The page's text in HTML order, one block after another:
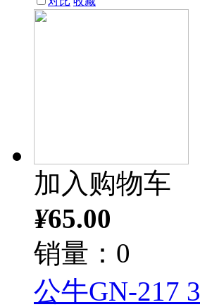
加入购物车
¥65.00
销量：0
公牛GN-217